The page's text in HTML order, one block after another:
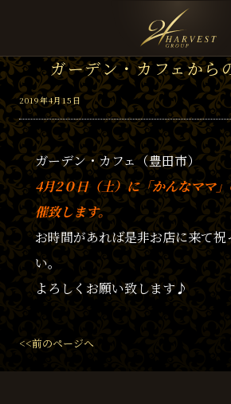
ガーデン・カフェから
2019年4月15日
ガーデン・カフェ（豊田市）
4月2０日（土）に「かんなママ
催致します。
お時間があれば是非お店に来て祝
い。
よろしくお願い致します♪
<<前のページへ